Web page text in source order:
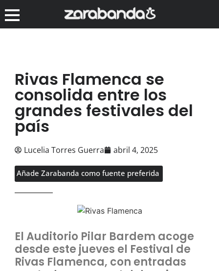
Rivas Flamenca se
consolida entre los
grandes festivales del
país
Lucelia Torres Guerra abril 4, 2025
Añade Zarabanda como fuente preferida
El Auditorio Pilar Bardem acoge
desde este jueves el Festival de
Rivas Flamenca, con entradas